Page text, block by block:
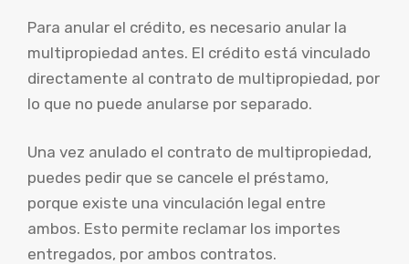
Para anular el crédito, es necesario anular la
multipropiedad antes. El crédito está vinculado
directamente al contrato de multipropiedad, por
lo que no puede anularse por separado.
Una vez anulado el contrato de multipropiedad,
puedes pedir que se cancele el préstamo,
porque existe una vinculación legal entre
ambos. Esto permite reclamar los importes
entregados, por ambos contratos.